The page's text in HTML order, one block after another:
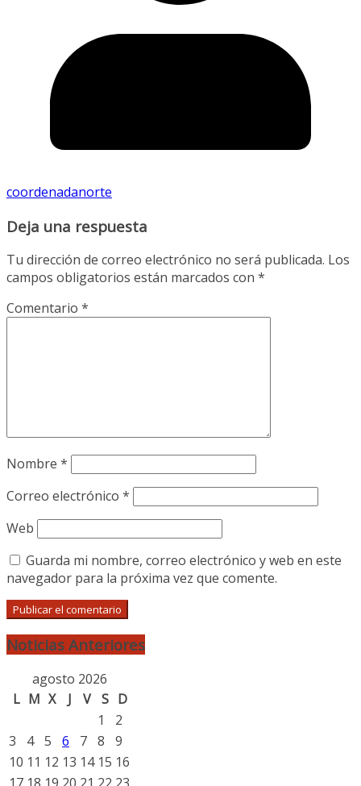
coordenadanorte
Deja una respuesta
Tu dirección de correo electrónico no será publicada. Los
campos obligatorios están marcados con *
Comentario *
Nombre *
Correo electrónico *
Web
Guarda mi nombre, correo electrónico y web en este
navegador para la próxima vez que comente.
Noticias Anteriores
agosto 2026
L M X J V S D
1
2
3
4 5 6 7 8
9
10 11 12 13 14 15 16